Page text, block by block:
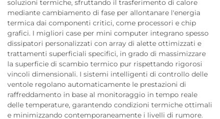
soluzioni termiche, sfruttando il trasferimento di calore
mediante cambiamento di fase per allontanare l'energia
termica dai componenti critici, come processori e chip
grafici. I migliori case per mini computer integrano spesso
dissipatori personalizzati con array di alette ottimizzati e
trattamenti superficiali specifici, in grado di massimizzare
la superficie di scambio termico pur rispettando rigorosi
vincoli dimensionali. I sistemi intelligenti di controllo delle
ventole regolano automaticamente le prestazioni di
raffreddamento in base al monitoraggio in tempo reale
delle temperature, garantendo condizioni termiche ottimali
e minimizzando contemporaneamente i livelli di rumore.